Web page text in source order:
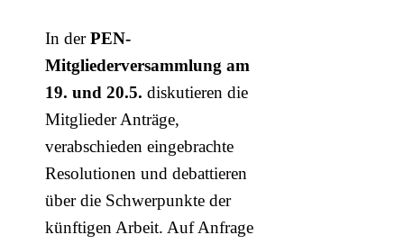
In derPEN-
Mitgliederversammlung am
19. und 20.5. diskutieren die
Mitglieder Anträge,
verabschieden eingebrachte
Resolutionen und debattieren
über die Schwerpunkte der
künftigen Arbeit. Auf Anfrage